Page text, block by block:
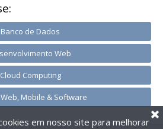
Banco de Dados
Web
Cloud Computing
Mobile & Software
em nosso site para melhorar